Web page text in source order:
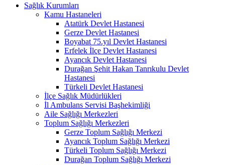
Sağlık Kurumları
Kamu Hastaneleri
Atatürk Devlet Hastanesi
Gerze Devlet Hastanesi
Boyabat 75.yıl Devlet Hastanesi
Erfelek İlçe Devlet Hastanesi
Ayancık Devlet Hastanesi
Durağan Şehit Hakan Tanrıkulu Devlet
Hastanesi
Türkeli Devlet Hastanesi
İlçe Sağlık Müdürlükleri
İl Ambulans Servisi Başhekimliği
Aile Sağlığı Merkezleri
Toplum Sağlığı Merkezleri
Gerze Toplum Sağlığı Merkezi
Ayancık Toplum Sağlığı Merkezi
Türkeli Toplum Sağlığı Merkezi
Durağan Toplum Sağlığı Merkezi